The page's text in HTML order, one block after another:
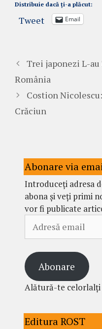
Distribuie dacă ți-a plăcut:
Tweet Email
Trei japonezi L-
România
Costion
Crăciun
Abonare via
Introduceți adresa
abona și veți primi
vor fi publicate
email
Abonare
Alătură-te celorlalți
Editura ROST